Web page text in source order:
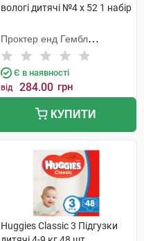
вологі дитячі №4 х 52 1 набір
Проктер енд Гембл
Мануфекчурінг
Є в наявності
від 284.00 грн
КУПИТИ
Huggies Classic 3 Підгузки